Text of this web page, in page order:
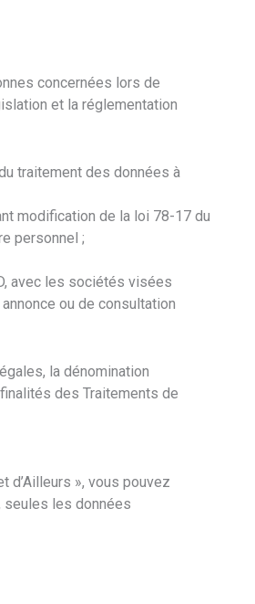
concernées lors de
et la réglementation
traitement des données à
modification de la loi 78-17 du
personnel ;
avec les sociétés visées
ou de consultation
la dénomination
des Traitements de
d’Ailleurs », vous pouvez
seules les données